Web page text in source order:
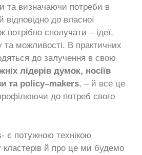
та визначаючи потреби в
відповідно до власної
потрібно сполучати – ідеї,
та можливості. В практичних
до залучення в свою
лідерів думок, носіїв
та policy–makers, – й все це
до потреб свого
є потужною технікою
кластерів й про це ми будемо